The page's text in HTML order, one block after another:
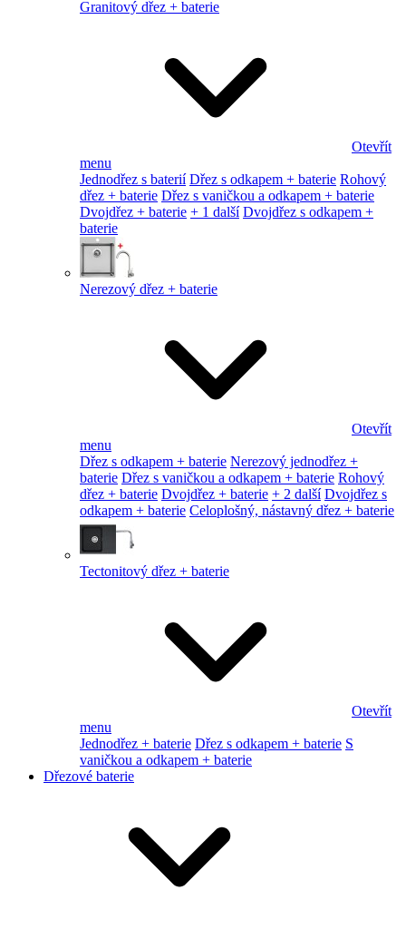
Granitový dřez + baterie
Otevřít
menu
Jednodřez s baterií Dřez s odkapem + baterie Rohový
dřez + baterie Dřez s vaničkou a odkapem + baterie
Dvojdřez + baterie + 1 další Dvojdřez s odkapem +
baterie
Nerezový dřez + baterie
Otevřít
menu
Dřez s odkapem + baterie Nerezový jednodřez +
baterie Dřez s vaničkou a odkapem + baterie Rohový
dřez + baterie Dvojdřez + baterie + 2 další Dvojdřez s
odkapem + baterie Celoplošný, nástavný dřez + baterie
Tectonitový dřez + baterie
Otevřít
menu
Jednodřez + baterie Dřez s odkapem + baterie S
vaničkou a odkapem + baterie
Dřezové baterie